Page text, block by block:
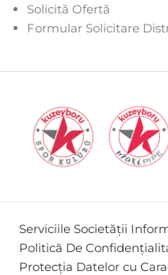
Solicită Ofertă
Formular Solicitare
Serviciile Societății
Politică De
Protecția Datelor cu